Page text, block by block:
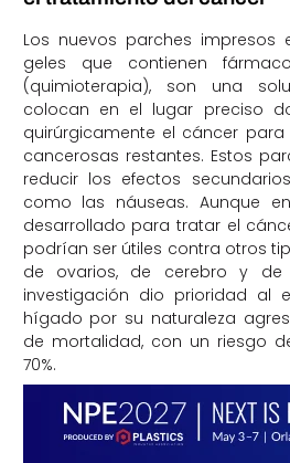
Los nuevos parches impresos
geles que contienen
(quimioterapia), son una
colocan en el lugar preciso
quirúrgicamente el cáncer
cancerosas restantes. Estos
reducir los efectos
como las náuseas. Aunque
desarrollado para tratar el
podrían ser útiles contra otros
de ovarios, de cerebro y de
investigación dio prioridad al
hígado por su naturaleza
de mortalidad, con un riesgo
70%.